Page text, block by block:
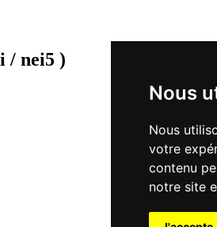
Nous
Nous
votre
contenu
notre site
/ nei5 )